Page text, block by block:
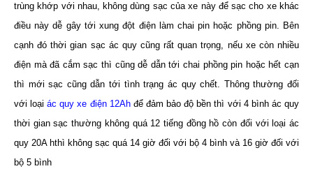
trùng khớp với nhau, không dùng sạc của xe này để sạc cho xe khác
điều này dễ gây tới xung đột điện làm chai pin hoặc phồng pin. Bên
cạnh đó thời gian sạc ác quy cũng rất quan trọng, nếu xe còn nhiều
điện mà đã cắm sạc thì cũng dễ dẫn tới chai phồng pin hoặc hết cạn
thì mới sạc cũng dẫn tới tình trạng ác quy chết. Thông thường đối
với loạiác quy xe điện 12Ahđể đảm bảo độ bền thì với 4 bình ác quy
thời gian sạc thường không quá 12 tiếng đồng hồ còn đối với loại ác
quy 20A hthì không sạc quá 14 giờ đối với bộ 4 bình và 16 giờ đối với
bộ 5 bình